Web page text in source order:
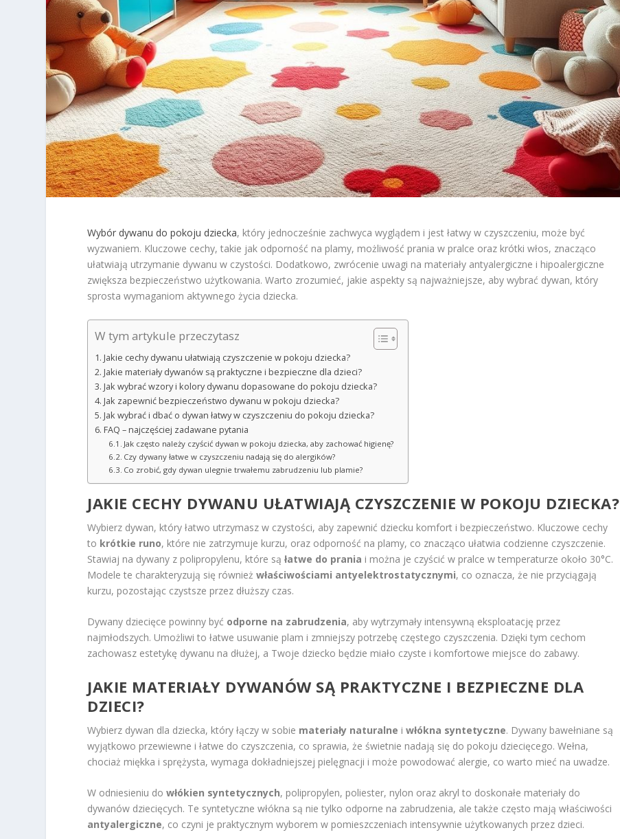
Wybór dywanu do pokoju dziecka, który jednocześnie zachwyca wyglądem i jest łatwy w czyszczeniu, może być
wyzwaniem. Kluczowe cechy, takie jak odporność na plamy, możliwość prania w pralce oraz krótki włos, znacząco
ułatwiają utrzymanie dywanu w czystości. Dodatkowo, zwrócenie uwagi na materiały antyalergiczne i hipoalergiczne
zwiększa bezpieczeństwo użytkowania. Warto zrozumieć, jakie aspekty są najważniejsze, aby wybrać dywan, który
sprosta wymaganiom aktywnego życia dziecka.
W tym artykule przeczytasz
Jakie cechy dywanu ułatwiają czyszczenie w pokoju dziecka?
Jakie materiały dywanów są praktyczne i bezpieczne dla dzieci?
Jak wybrać wzory i kolory dywanu dopasowane do pokoju dziecka?
Jak zapewnić bezpieczeństwo dywanu w pokoju dziecka?
Jak wybrać i dbać o dywan łatwy w czyszczeniu do pokoju dziecka?
FAQ – najczęściej zadawane pytania
Jak często należy czyścić dywan w pokoju dziecka, aby zachować higienę?
Czy dywany łatwe w czyszczeniu nadają się do alergików?
Co zrobić, gdy dywan ulegnie trwałemu zabrudzeniu lub plamie?
JAKIE CECHY DYWANU UŁATWIAJĄ CZYSZCZENIE W POKOJU DZIECKA?
Wybierz dywan, który łatwo utrzymasz w czystości, aby zapewnić dziecku komfort i bezpieczeństwo. Kluczowe cechy
to krótkie runo, które nie zatrzymuje kurzu, oraz odporność na plamy, co znacząco ułatwia codzienne czyszczenie.
Stawiaj na dywany z polipropylenu, które sąłatwe do prania i można je czyścić w pralce w temperaturze około 30°C.
Modele te charakteryzują się równieżwłaściwościami antyelektrostatycznymi, co oznacza, że nie przyciągają
kurzu, pozostając czystsze przez dłuższy czas.
Dywany dziecięce powinny być odporne na zabrudzenia, aby wytrzymały intensywną eksploatację przez
najmłodszych. Umożliwi to łatwe usuwanie plam i zmniejszy potrzebę częstego czyszczenia. Dzięki tym cechom
zachowasz estetykę dywanu na dłużej, a Twoje dziecko będzie miało czyste i komfortowe miejsce do zabawy.
JAKIE MATERIAŁY DYWANÓW SĄ PRAKTYCZNE I BEZPIECZNE DLA
DZIECI?
Wybierz dywan dla dziecka, który łączy w sobie materiały naturalne iwłókna syntetyczne. Dywany bawełniane są
wyjątkowo przewiewne i łatwe do czyszczenia, co sprawia, że świetnie nadają się do pokoju dziecięcego. Wełna,
chociaż miękka i sprężysta, wymaga dokładniejszej pielęgnacji i może powodować alergie, co warto mieć na uwadze.
W odniesieniu dowłókien syntetycznych, polipropylen, poliester, nylon oraz akryl to doskonałe materiały do
dywanów dziecięcych. Te syntetyczne włókna są nie tylko odporne na zabrudzenia, ale także często mają właściwości
antyalergiczne, co czyni je praktycznym wyborem w pomieszczeniach intensywnie użytkowanych przez dzieci.